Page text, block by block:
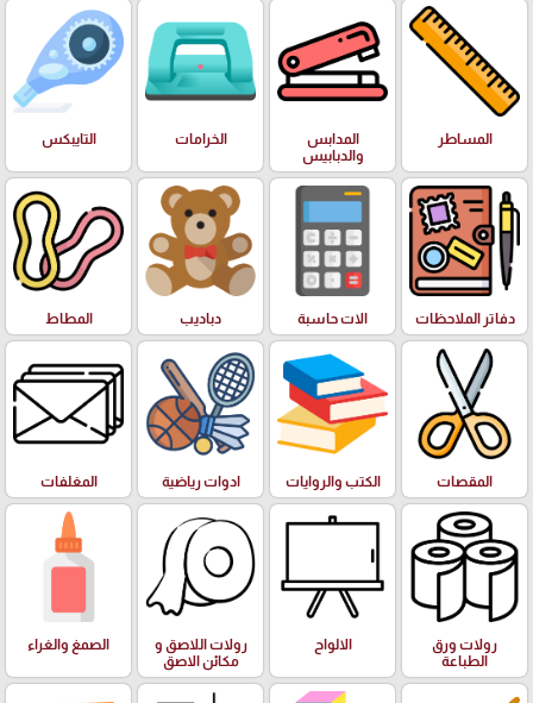
المساطر
المدابس
والدبابيس
الخرامات التايبكس
دفاتر الملاحظات الات حاسبة دباديب المطاط
المقصات الكتب والروايات ادوات رياضية المغلفات
رولات ورق
الطباعة
الالواح
رولات اللاصق و
مكائن الاصق
الصمغ والغراء